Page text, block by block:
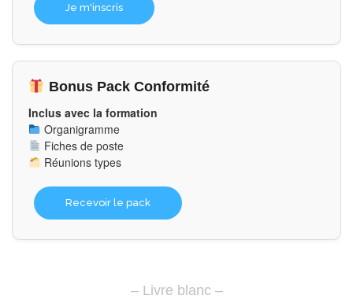
Je m'inscris
Bonus Pack Conformité
Inclus avec la formation
Organigramme
Fiches de poste
Réunions types
Recevoir le pack
– Livre blanc –